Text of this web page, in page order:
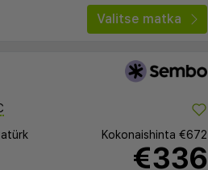
Valitse matka
Kokonaishinta €672
€336